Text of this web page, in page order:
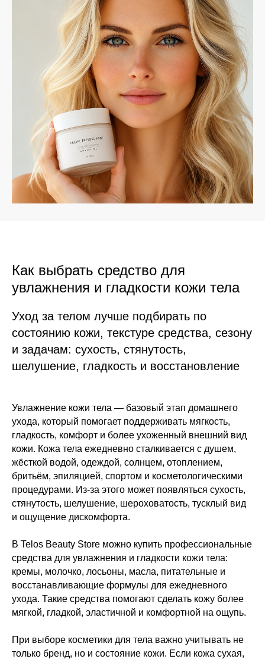
Как выбрать средство для
увлажнения и гладкости кожи тела
Уход за телом лучше подбирать по
состоянию кожи, текстуре средства, сезону
и задачам: сухость, стянутость,
шелушение, гладкость и восстановление
Увлажнение кожи тела — базовый этап домашнего
ухода, который помогает поддерживать мягкость,
гладкость, комфорт и более ухоженный внешний вид
кожи. Кожа тела ежедневно сталкивается с душем,
жёсткой водой, одеждой, солнцем, отоплением,
бритьём, эпиляцией, спортом и косметологическими
процедурами. Из-за этого может появляться сухость,
стянутость, шелушение, шероховатость, тусклый вид
и ощущение дискомфорта.
В Telos Beauty Store можно купить профессиональные
средства для увлажнения и гладкости кожи тела:
кремы, молочко, лосьоны, масла, питательные и
восстанавливающие формулы для ежедневного
ухода. Такие средства помогают сделать кожу более
мягкой, гладкой, эластичной и комфортной на ощупь.
При выборе косметики для тела важно учитывать не
только бренд, но и состояние кожи. Если кожа сухая,